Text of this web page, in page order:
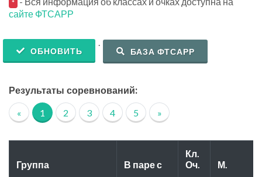
*
сайте ФТСАРР
ОБНОВИТЬ
.
БАЗА ФТСАРР
Результаты соревнований:
« 1 2 3 4 5 »
Группа В паре с
Кл.
Оч.
М.